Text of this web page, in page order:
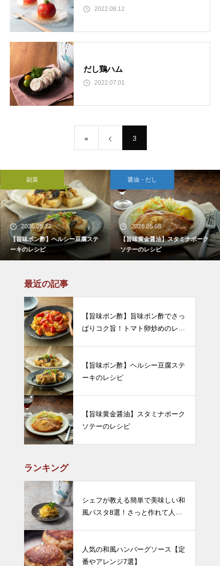
2022.08.12
だし鶏ハム
2022.07.01
« 3
副菜
2026.05.22
【旨味ポン酢】ヘルシー豆腐ステ
ーキのレシピ
醤油・だし
2026.05.08
【旨味黄金醤油】スタミナポーク
ソテーのレシピ
最近の記事
【旨味ポン酢】旨味ポン酢でさっ
ぱりコク旨！トマト卵炒めのレシ
【旨味ポン酢】ヘルシー豆腐ステ
ーキのレシピ
【旨味黄金醤油】スタミナポーク
ソテーのレシピ
ランキング
シェフが教える簡単で美味しい和
風パスタ8選！さっと作れて人気
人気の和風ハンバーグソース【定
番やアレンジ7選】